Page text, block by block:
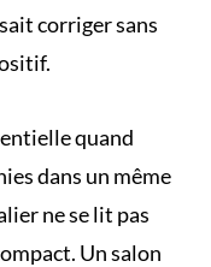
corriger sans
quand
dans un même
ne se lit pas
Un salon